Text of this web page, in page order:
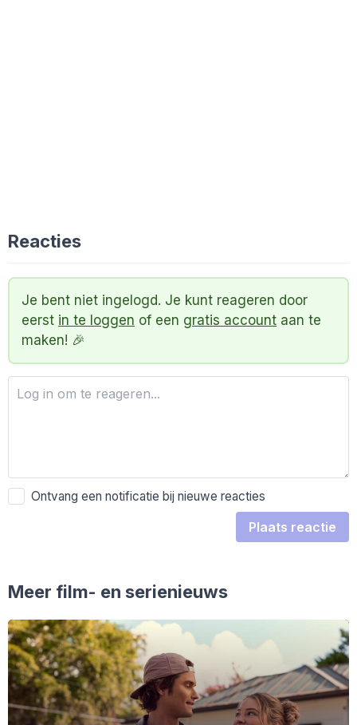
Reacties
Je bent niet ingelogd. Je kunt reageren door
eerst in te loggen of een gratis account aan te
maken! 🎉
Ontvang een notificatie bij nieuwe reacties
Plaats reactie
Meer film- en serienieuws